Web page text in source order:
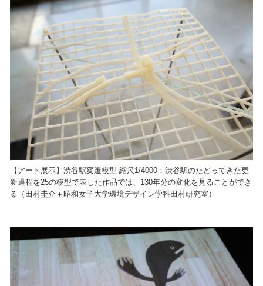
【アート展示】渋谷駅変遷模型 縮尺1/4000：渋谷駅のたどってきた更
新過程を25の模型で表した作品では、130年分の変化を見ることができ
る（田村圭介＋昭和女子大学環境デザイン学科田村研究室）